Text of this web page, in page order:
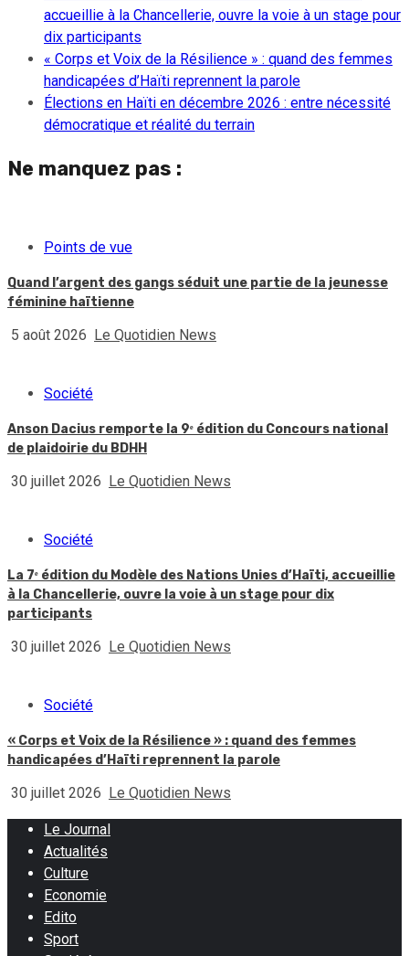
accueillie à la Chancellerie, ouvre la voie à un stage pour
dix participants
« Corps et Voix de la Résilience » : quand des femmes
handicapées d’Haïti reprennent la parole
Élections en Haïti en décembre 2026 : entre nécessité
démocratique et réalité du terrain
Ne manquez pas :
Points de vue
Quand l’argent des gangs séduit une partie de la jeunesse
féminine haïtienne
5 août 2026 Le Quotidien News
Société
Anson Dacius remporte la 9ᵉ édition du Concours national
de plaidoirie du BDHH
30 juillet 2026 Le Quotidien News
Société
La 7ᵉ édition du Modèle des Nations Unies d’Haïti, accueillie
à la Chancellerie, ouvre la voie à un stage pour dix
participants
30 juillet 2026 Le Quotidien News
Société
« Corps et Voix de la Résilience » : quand des femmes
handicapées d’Haïti reprennent la parole
30 juillet 2026 Le Quotidien News
Le Journal
Actualités
Culture
Economie
Edito
Sport